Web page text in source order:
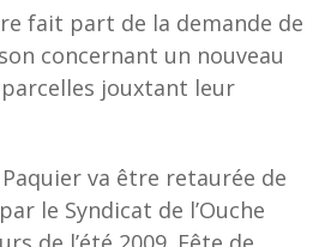
fait part de la demande de
concernant un nouveau
jouxtant leur
va être retaurée de
le Syndicat de l’Ouche